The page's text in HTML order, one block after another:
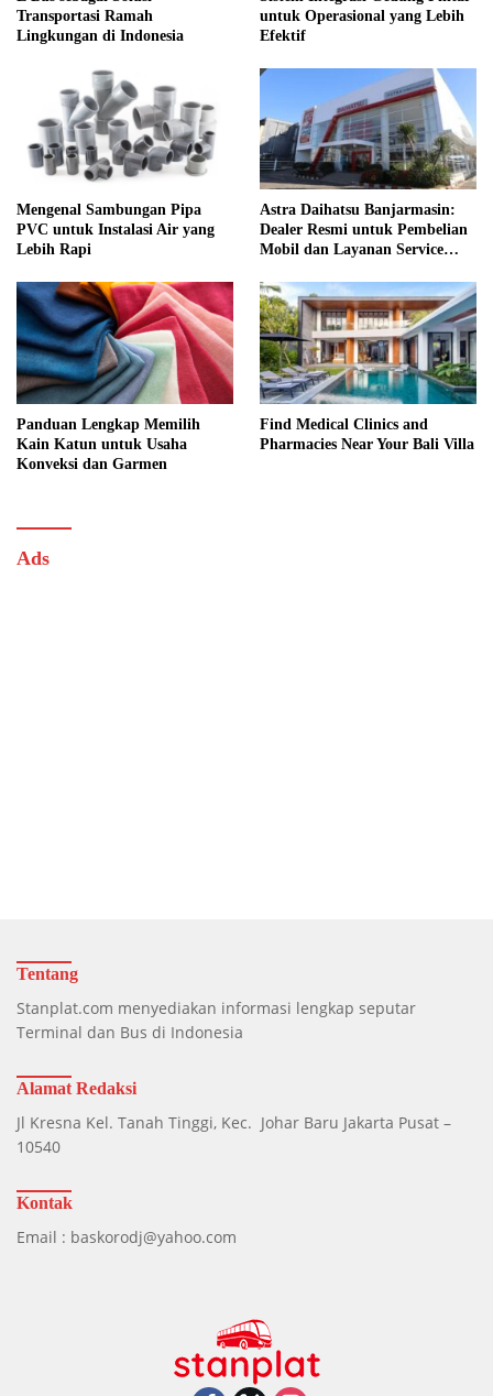
Transportasi Ramah
Lingkungan di Indonesia
untuk Operasional yang Lebih
Efektif
Mengenal Sambungan Pipa
PVC untuk Instalasi Air yang
Lebih Rapi
Astra Daihatsu Banjarmasin:
Dealer Resmi untuk Pembelian
Mobil dan Layanan Service
Panduan Lengkap Memilih
Kain Katun untuk Usaha
Konveksi dan Garmen
Find Medical Clinics and
Pharmacies Near Your Bali Villa
Ads
Tentang
Stanplat.com menyediakan informasi lengkap seputar
Terminal dan Bus di Indonesia
Alamat Redaksi
Jl Kresna Kel. Tanah Tinggi, Kec. Johar Baru Jakarta Pusat –
10540
Kontak
Email : baskorodj@yahoo.com